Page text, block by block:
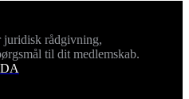
rådgivning,
til dit medlemskab.